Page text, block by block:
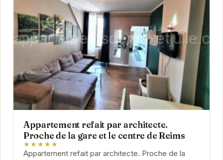
Appartement refait par architecte.
Proche de la gare et le centre de Reims
★★★★★
Appartement refait par architecte. Proche de la